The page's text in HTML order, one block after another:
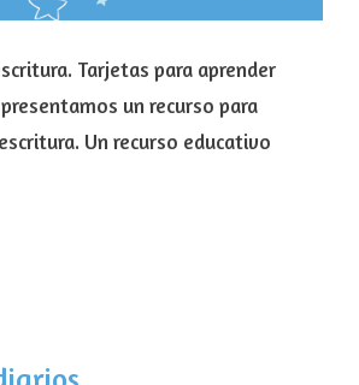
Tarjetas para aprender
un recurso para
Un recurso educativo